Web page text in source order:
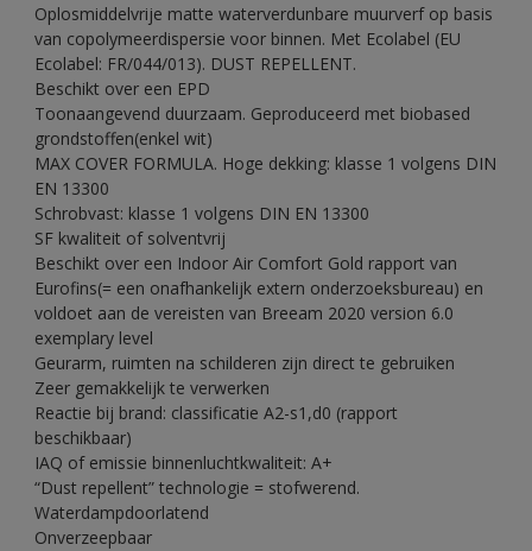
Oplosmiddelvrije matte waterverdunbare muurverf op basis
van copolymeerdispersie voor binnen. Met Ecolabel (EU
Ecolabel: FR/044/013). DUST REPELLENT.
Beschikt over een EPD
Toonaangevend duurzaam. Geproduceerd met biobased
grondstoffen(enkel wit)
MAX COVER FORMULA. Hoge dekking: klasse 1 volgens DIN
EN 13300
Schrobvast: klasse 1 volgens DIN EN 13300
SF kwaliteit of solventvrij
Beschikt over een Indoor Air Comfort Gold rapport van
Eurofins(= een onafhankelijk extern onderzoeksbureau) en
voldoet aan de vereisten van Breeam 2020 version 6.0
exemplary level
Geurarm, ruimten na schilderen zijn direct te gebruiken
Zeer gemakkelijk te verwerken
Reactie bij brand: classificatie A2-s1,d0 (rapport
beschikbaar)
IAQ of emissie binnenluchtkwaliteit: A+
“Dust repellent” technologie = stofwerend.
Waterdampdoorlatend
Onverzeepbaar